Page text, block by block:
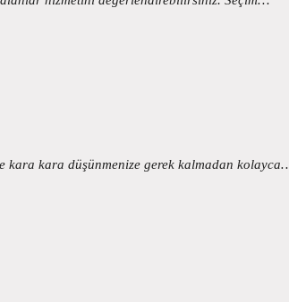
kara kara düşünmenize gerek kalmadan